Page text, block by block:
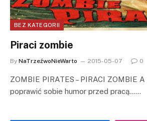
BEZ KATEGORII
Piraci zombie
By NaTrzeźwoNieWarto 2015-05-07 0
ZOMBIE PIRATES – PIRACI ZOMBIE
poprawić sobie humor przed pracą……